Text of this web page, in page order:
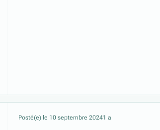
Posté(e) le 10 septembre 20241 a